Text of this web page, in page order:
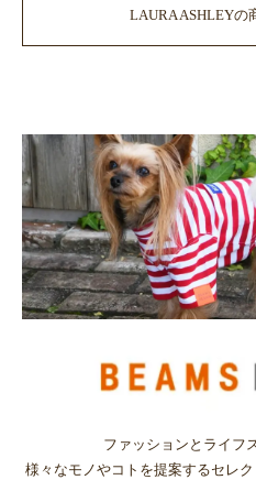
LAURA ASHLEYの
ファッションとライフ
様々なモノやコトを提案するセレ